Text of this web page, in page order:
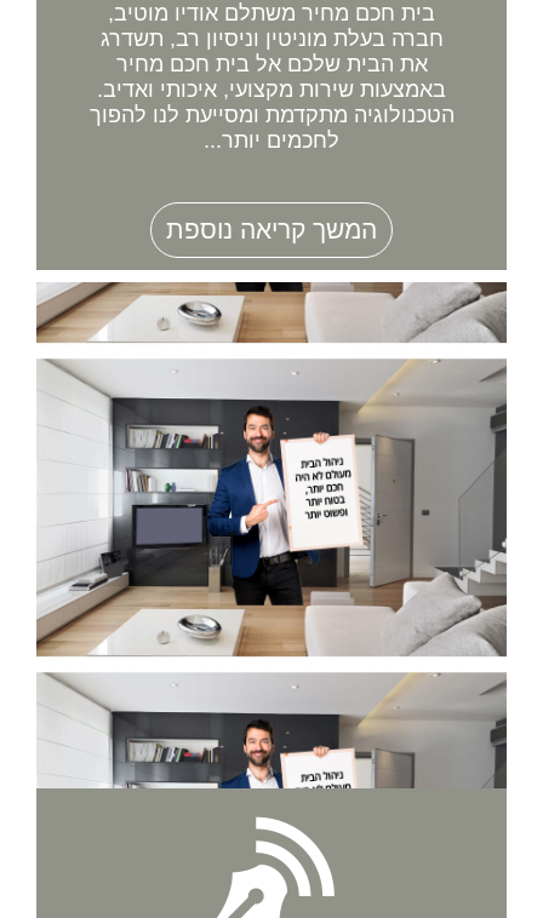
בית חכם מחיר משתלם אודיו מוטיב,
חברה בעלת מוניטין וניסיון רב, תשדרג
את הבית שלכם אל בית חכם מחיר
באמצעות שירות מקצועי, איכותי ואדיב.
הטכנולוגיה מתקדמת ומסייעת לנו להפוך
לחכמים יותר...
המשך קריאה נוספת